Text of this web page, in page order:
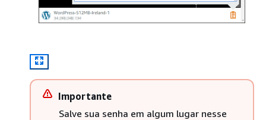
Importante
Salve sua senha em algum lugar nesse